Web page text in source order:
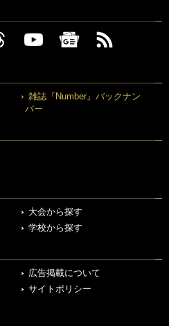
雑誌『Number』バックナン
バー
大会から探す
学校から探す
広告掲載について
サイトポリシー